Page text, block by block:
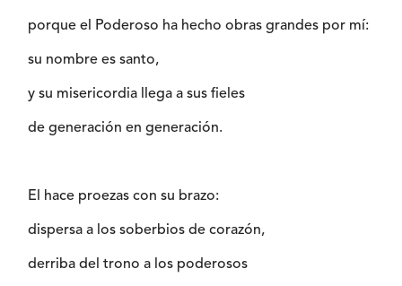
porque el Poderoso ha hecho obras grandes por mí:
su nombre es santo,
y su misericordia llega a sus fieles
de generación en generación.
El hace proezas con su brazo:
dispersa a los soberbios de corazón,
derriba del trono a los poderosos